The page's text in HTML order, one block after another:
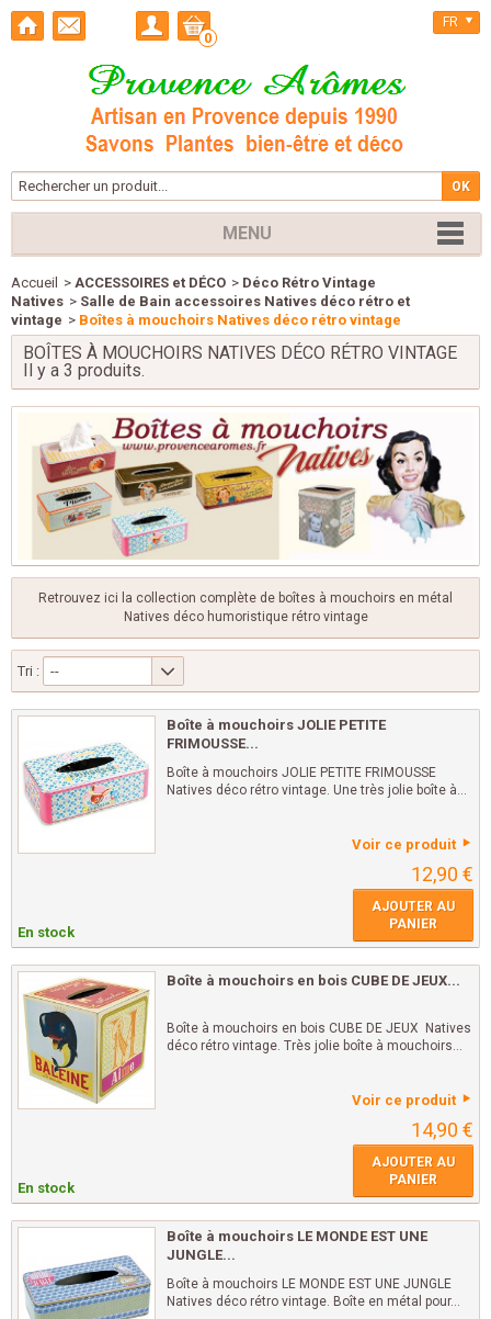
0
FR
MENU
Accueil > ACCESSOIRES et DÉCO > Déco Rétro Vintage
Natives > Salle de Bain accessoires Natives déco rétro et
vintage > Boîtes à mouchoirs Natives déco rétro vintage
BOÎTES À MOUCHOIRS NATIVES DÉCO RÉTRO VINTAGE
Il y a 3 produits.
Retrouvez ici la collection complète de boîtes à mouchoirs en métal
Natives déco humoristique rétro vintage
Tri : --
Boîte à mouchoirs JOLIE PETITE
FRIMOUSSE...
Boîte à mouchoirs JOLIE PETITE FRIMOUSSE
Natives déco rétro vintage. Une très jolie boîte à...
Voir ce produit
12,90 €
En stock
AJOUTER AU
PANIER
Boîte à mouchoirs en bois CUBE DE JEUX...
Boîte à mouchoirs en bois CUBE DE JEUX Natives
déco rétro vintage. Très jolie boîte à mouchoirs...
Voir ce produit
14,90 €
En stock
AJOUTER AU
PANIER
Boîte à mouchoirs LE MONDE EST UNE
JUNGLE...
Boîte à mouchoirs LE MONDE EST UNE JUNGLE
Natives déco rétro vintage. Boîte en métal pour...